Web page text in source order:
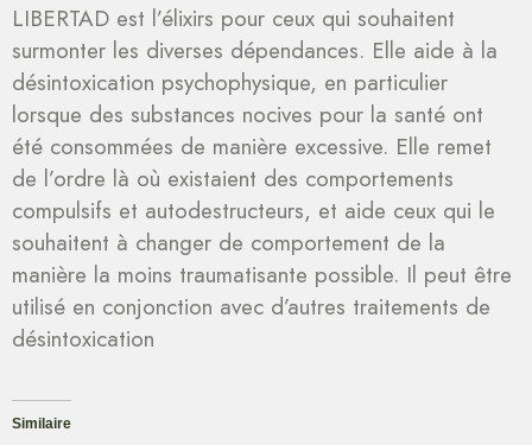
LIBERTAD est l’élixirs pour ceux qui souhaitent
surmonter les diverses dépendances. Elle aide à la
désintoxication psychophysique, en particulier
lorsque des substances nocives pour la santé ont
été consommées de manière excessive. Elle remet
de l’ordre là où existaient des comportements
compulsifs et autodestructeurs, et aide ceux qui le
souhaitent à changer de comportement de la
manière la moins traumatisante possible. Il peut être
utilisé en conjonction avec d’autres traitements de
désintoxication
Similaire